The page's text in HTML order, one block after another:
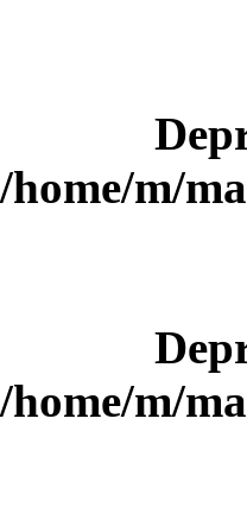
/home/m/
/home/m/